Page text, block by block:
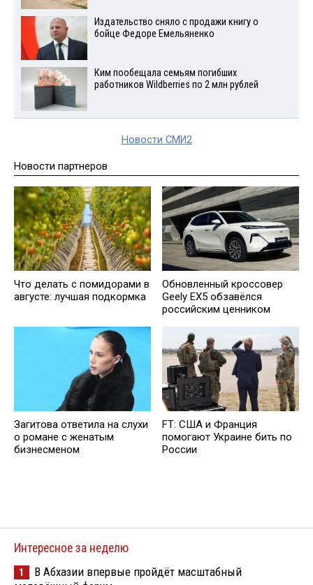
Издательство сняло с продажи книгу о
бойце Федоре Емельяненко
Ким пообещала семьям погибших
работников Wildberries по 2 млн рублей
Новости СМИ2
Новости партнеров
Что делать с помидорами в
августе: лучшая подкормка
Обновленный кроссовер
Geely EX5 обзавёлся
российским ценником
Загитова ответила на слухи
о романе с женатым
бизнесменом
FT: США и Франция
помогают Украине бить по
России
Интересное за неделю
1
В Абхазии впервые пройдёт масштабный